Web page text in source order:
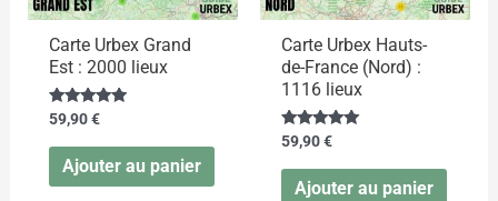
Carte Urbex Grand
Est : 2000 lieux
Note
4.75
sur 5
59,90€
Ajouter au panier
Carte Urbex Hauts-
de-France (Nord) :
1116 lieux
Note
5.00
sur 5
59,90€
Ajouter au panier